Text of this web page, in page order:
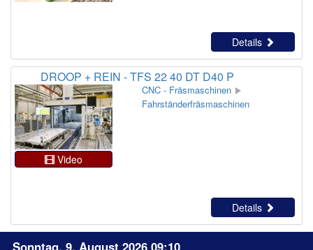
Details
Video
DROOP + REIN - TFS 22 40 DT D40 P
CNC - Fräsmaschinen
Fahrständerfräsmaschinen
Details